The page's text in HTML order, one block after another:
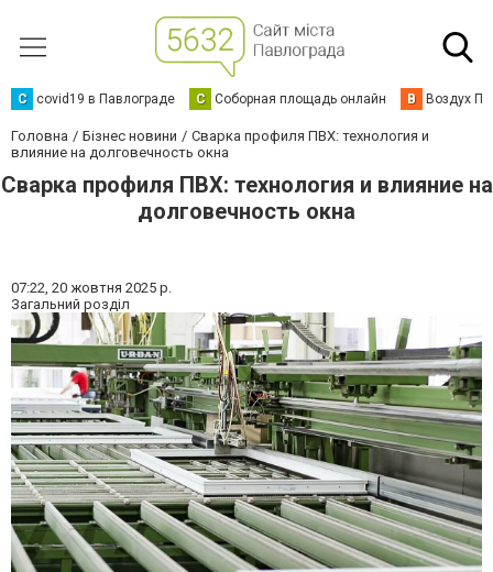
C covid19 в Павлограде С Соборная площадь онлайн В Воздух
Головна Бізнес новини
Сварка профиля ПВХ: технология и
влияние на долговечность окна
Сварка профиля ПВХ: технология и влияние на
долговечность окна
07:22, 20 жовтня 2025 р.
Загальний розділ